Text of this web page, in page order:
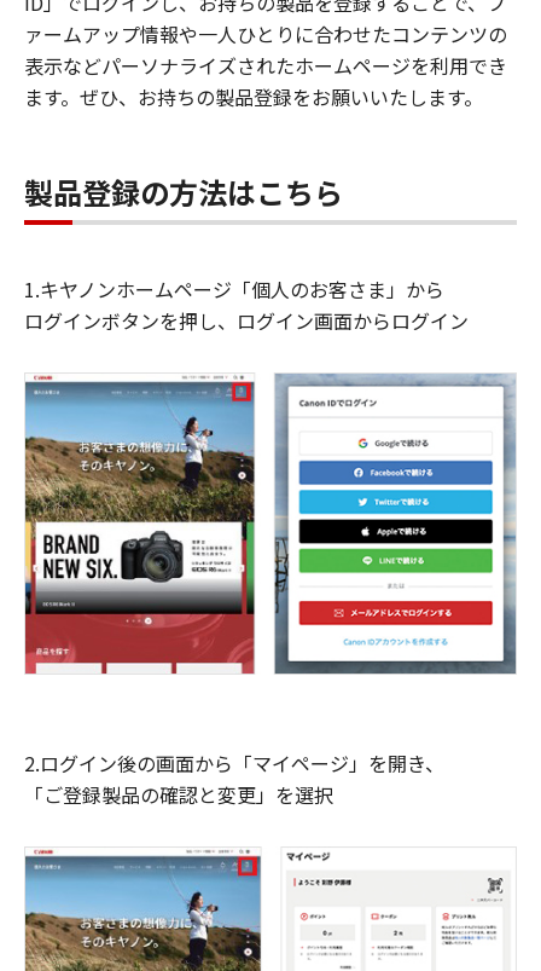
ァームアップ情報や一人ひとりに合わせたコンテンツの
表示などパーソナライズされたホームページを利用でき
ます。ぜひ、お持ちの製品登録をお願いいたします。
製品登録の方法はこちら
1.キヤノンホームページ「個人のお客さま」から
ログインボタンを押し、ログイン画面からログイン
2.ログイン後の画面から「マイページ」を開き、
「ご登録製品の確認と変更」を選択